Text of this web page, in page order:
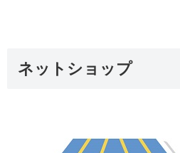
ネットショップ